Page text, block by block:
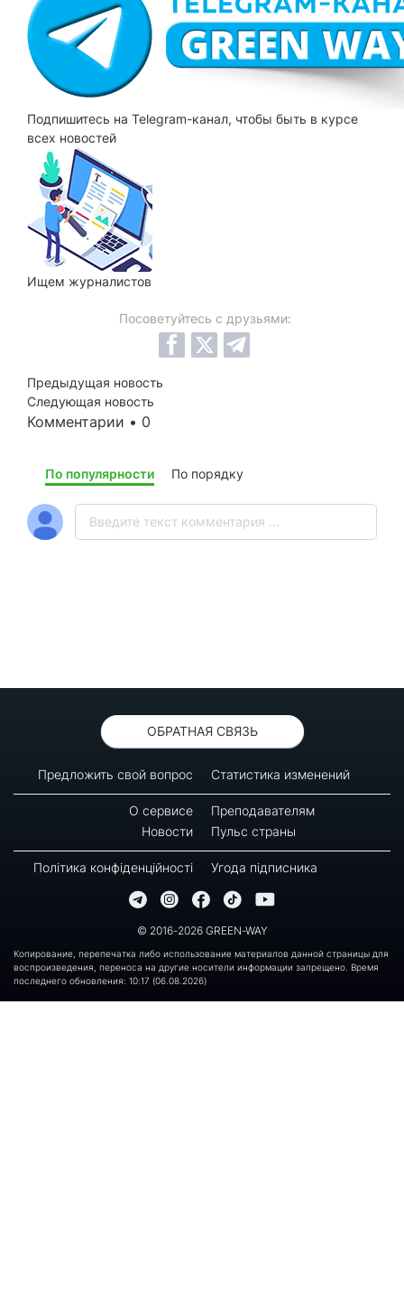
Подпишитесь на Telegram-канал, чтобы быть в курсе
всех новостей
Ищем журналистов
Посоветуйтесь с друзьями:
Предыдущая новость
Следующая новость
Комментарии • 0
По популярности По порядку
ОБРАТНАЯ СВЯЗЬ
Предложить свой вопрос Статистика изменений
О сервисе
Преподавателям
Новости
Пульс страны
Політика конфіденційності Угода підписника
© 2016-2026 GREEN-WAY
Копирование, перепечатка либо использование материалов данной страницы для
воспроизведения, переноса на другие носители информации запрещено. Время
последнего обновления: 10:17 (06.08.2026)